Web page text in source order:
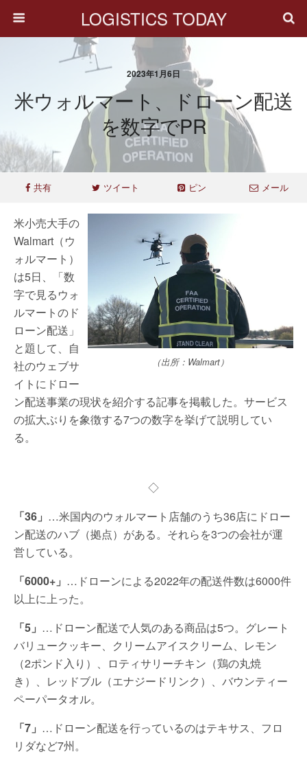
LOGISTICS TODAY
2023年1月6日
米ウォルマート、ドローン配送
を数字でPR
共有 ツイート ピン メール
（出所：Walmart）
米小売大手の
Walmart（ウ
ォルマート）
は5日、「数
字で見るウォ
ルマートのド
ローン配送」
と題して、自
社のウェブサ
イトにドロー
ン配送事業の現状を紹介する記事を掲載した。サービス
の拡大ぶりを象徴する7つの数字を挙げて説明してい
る。
◇
「36」 …米国内のウォルマート店舗のうち36店にドロー
ン配送のハブ（拠点）がある。それらを3つの会社が運
営している。
「6000+」 …ドローンによる2022年の配送件数は6000件
以上に上った。
「5」 …ドローン配送で人気のある商品は5つ。グレート
バリュークッキー、クリームアイスクリーム、レモン
（2ポンド入り）、ロティサリーチキン（鶏の丸焼
き）、レッドブル（エナジードリンク）、バウンティー
ペーパータオル。
「7」 …ドローン配送を行っているのはテキサス、フロ
リダなど7州。